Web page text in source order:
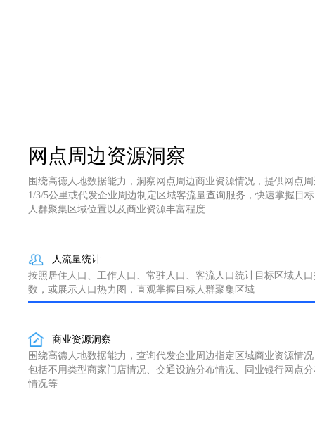
网点周边资源洞察
围绕高德人地数据能力，洞察网点周边商业资源情况，提供网点
1/3/5公里或代发企业周边制定区域客流量查询服务，快速掌握目标
人群聚集区域位置以及商业资源丰富程度
人流量统计
按照居住人口、工作人口、常驻人口、客流人口统计目标区域人
数，或展示人口热力图，直观掌握目标人群聚集区域
商业资源洞察
围绕高德人地数据能力，查询代发企业周边指定区域商业资源情
包括不用类型商家门店情况、交通设施分布情况、同业银行网点
情况等